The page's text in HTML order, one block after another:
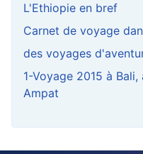
L'Ethiopie en bref
Carnet de voyage
des voyages
1-Voyage 2015 à
Ampat